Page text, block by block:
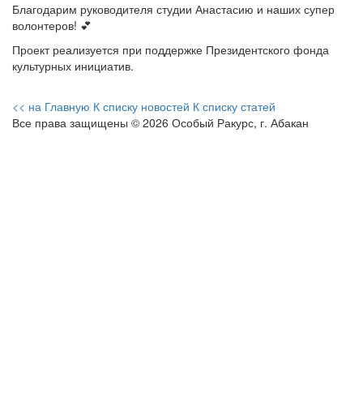
Благодарим руководителя студии Анастасию и наших супер
волонтеров! 💕
Проект реализуется при поддержке Президентского фонда
культурных инициатив.
<< на Главную К списку новостей К списку статей
Все права защищены © 2026 Особый Ракурс, г. Абакан